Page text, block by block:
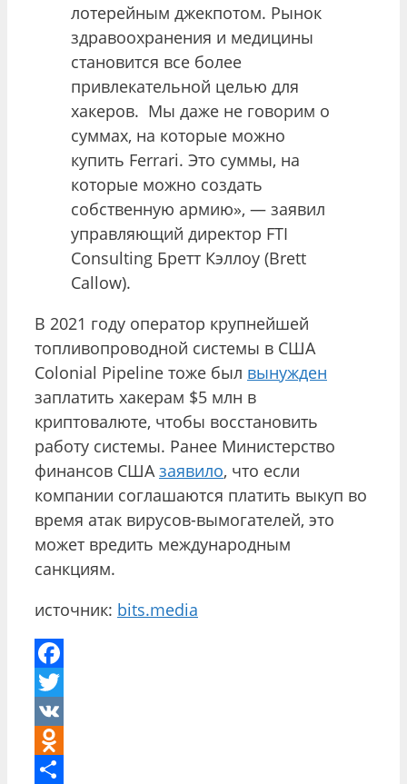
лотерейным джекпотом. Рынок
здравоохранения и медицины
становится все более
привлекательной целью для
хакеров. Мы даже не говорим о
суммах, на которые можно
купить Ferrari. Это суммы, на
которые можно создать
собственную армию», — заявил
управляющий директор FTI
Consulting Бретт Кэллоу (Brett
Callow).
В 2021 году оператор крупнейшей
топливопроводной системы в США
Colonial Pipeline тоже был вынужден
заплатить хакерам $5 млн в
криптовалюте, чтобы восстановить
работу системы. Ранее Министерство
финансов США заявило, что если
компании соглашаются платить выкуп во
время атак вирусов-вымогателей, это
может вредить международным
санкциям.
источник: bits.media
Facebook
Twitter
VK
Odnoklassniki